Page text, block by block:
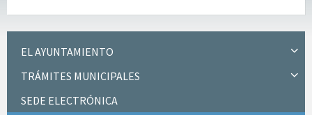
EL AYUNTAMIENTO
TRÁMITES MUNICIPALES
SEDE ELECTRÓNICA